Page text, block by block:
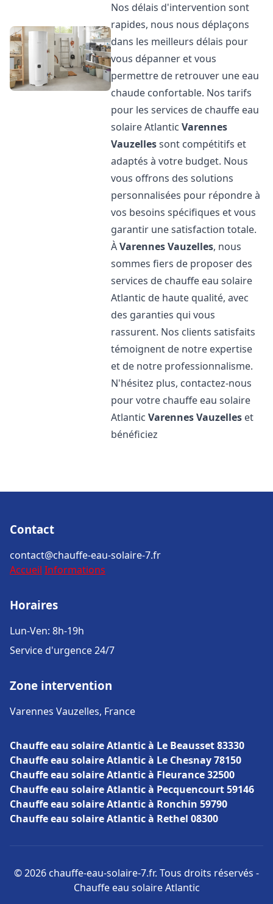
Nos délais d'intervention sont
rapides, nous nous déplaçons
dans les meilleurs délais pour
vous dépanner et vous
permettre de retrouver une eau
chaude confortable. Nos tarifs
pour les services de chauffe eau
solaire AtlanticVarennes
Vauzellessont compétitifs et
adaptés à votre budget. Nous
vous offrons des solutions
personnalisées pour répondre à
vos besoins spécifiques et vous
garantir une satisfaction totale.
ÀVarennes Vauzelles, nous
sommes fiers de proposer des
services de chauffe eau solaire
Atlantic de haute qualité, avec
des garanties qui vous
rassurent. Nos clients satisfaits
témoignent de notre expertise
et de notre professionnalisme.
N'hésitez plus, contactez-nous
pour votre chauffe eau solaire
AtlanticVarennes Vauzelles et
bénéficiez
Contact
contact@chauffe-eau-solaire-7.fr
Accueil Informations
Horaires
Lun-Ven: 8h-19h
Service d'urgence 24/7
Zone intervention
Varennes Vauzelles, France
Chauffe eau solaire Atlantic à Le Beausset 83330
Chauffe eau solaire Atlantic à Le Chesnay 78150
Chauffe eau solaire Atlantic à Fleurance 32500
Chauffe eau solaire Atlantic à Pecquencourt 59146
Chauffe eau solaire Atlantic à Ronchin 59790
Chauffe eau solaire Atlantic à Rethel 08300
© 2026 chauffe-eau-solaire-7.fr. Tous droits réservés -
Chauffe eau solaire Atlantic